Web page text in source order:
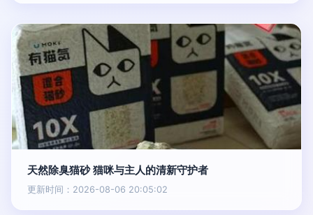
天然除臭猫砂 猫咪与主人的清新守护者
更新时间：2026-08-06 20:05:02